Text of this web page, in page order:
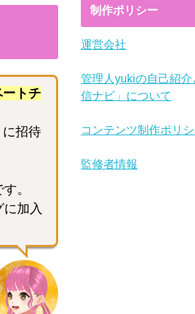
トチ
招待
。
加入
制作ポリシー
運営会社
管理人yukiの自己紹
信ナビ」について
コンテンツ制作ポリ
監修者情報